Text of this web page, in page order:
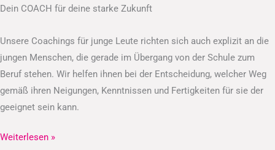
Dein COACH für deine starke Zukunft
Unsere Coachings für junge Leute richten sich auch explizit an die
jungen Menschen, die gerade im Übergang von der Schule zum
Beruf stehen. Wir helfen ihnen bei der Entscheidung, welcher Weg
gemäß ihren Neigungen, Kenntnissen und Fertigkeiten für sie der
geeignet sein kann.
Weiterlesen »